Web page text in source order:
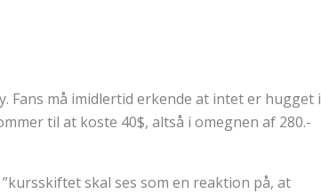
Fans må imidlertid erkende at intet er hugget i
til at koste 40$, altså i omegnen af 280.-
skal ses som en reaktion på, at